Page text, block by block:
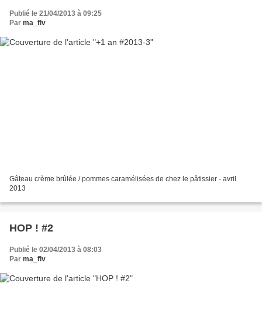
Publié le 21/04/2013 à 09:25
Par ma_flv
Gâteau crème brûlée / pommes caramélisées de chez le pâtissier - avril
2013
HOP ! #2
Publié le 02/04/2013 à 08:03
Par ma_flv